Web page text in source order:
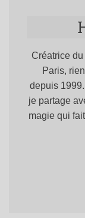
Créatrice
Paris,
depuis
je partage
magie qui